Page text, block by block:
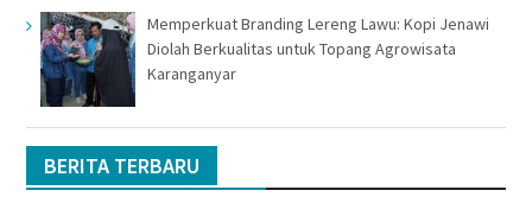
Memperkuat Branding Lereng Lawu: Kopi Jenawi
Diolah Berkualitas untuk Topang Agrowisata
Karanganyar
BERITA TERBARU